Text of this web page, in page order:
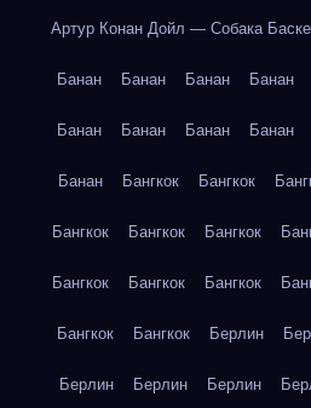
Артур Конан Дойл — Собака
Банан Банан Банан Банан
Банан Банан Банан Банан
Банан Бангкок Бангкок
Бангкок Бангкок Бангкок
Бангкок Бангкок Бангкок
Бангкок Бангкок Берлин
Берлин Берлин Берлин